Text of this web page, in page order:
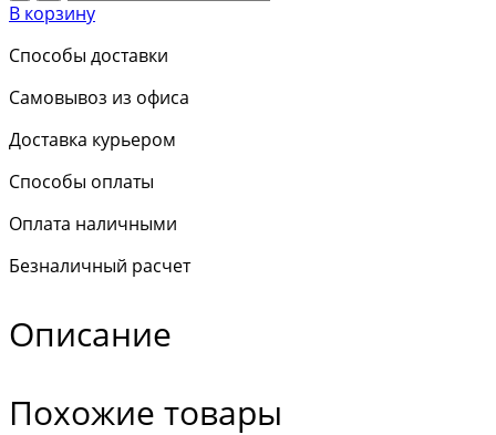
В корзину
Способы доставки
Самовывоз из офиса
Доставка курьером
Способы оплаты
Оплата наличными
Безналичный расчет
Описание
Похожие товары